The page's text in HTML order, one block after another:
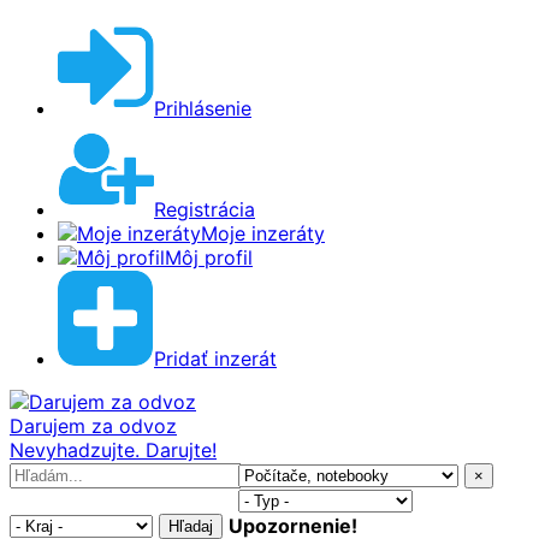
Prihlásenie
Registrácia
Moje inzeráty
Môj profil
Pridať inzerát
Darujem za odvoz
Nevyhadzujte. Darujte!
Hľadaj
×
Upozornenie!